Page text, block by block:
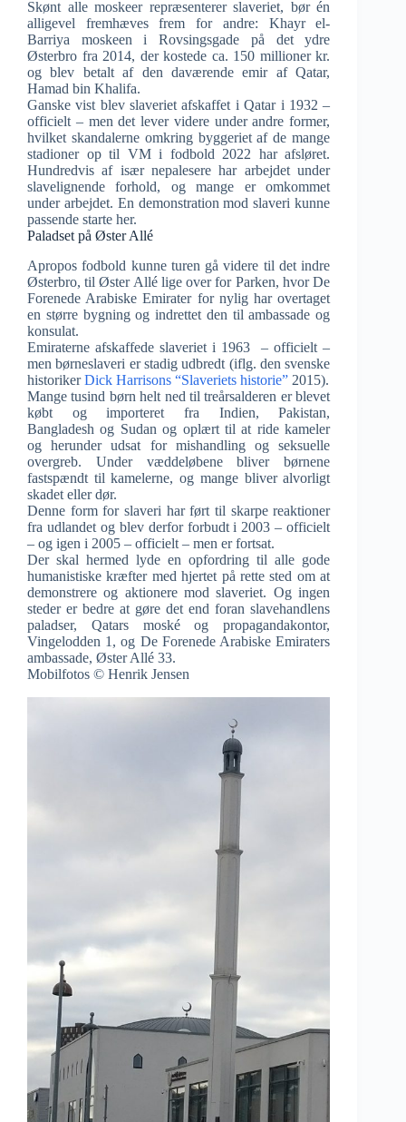
Skønt alle moskeer repræsenterer slaveriet, bør én
alligevel fremhæves frem for andre: Khayr el-
Barriya moskeen i Rovsingsgade på det ydre
Østerbro fra 2014, der kostede ca. 150 millioner kr.
og blev betalt af den daværende emir af Qatar,
Hamad bin Khalifa.
Ganske vist blev slaveriet afskaffet i Qatar i 1932 –
officielt – men det lever videre under andre former,
hvilket skandalerne omkring byggeriet af de mange
stadioner op til VM i fodbold 2022 har afsløret.
Hundredvis af især nepalesere har arbejdet under
slavelignende forhold, og mange er omkommet
under arbejdet. En demonstration mod slaveri kunne
passende starte her.
Paladset på Øster Allé
Apropos fodbold kunne turen gå videre til det indre
Østerbro, til Øster Allé lige over for Parken, hvor De
Forenede Arabiske Emirater for nylig har overtaget
en større bygning og indrettet den til ambassade og
konsulat.
Emiraterne afskaffede slaveriet i 1963 – officielt –
men børneslaveri er stadig udbredt (iflg. den svenske
historikerDick Harrisons “Slaveriets historie” 2015).
Mange tusind børn helt ned til treårsalderen er blevet
købt og importeret fra Indien, Pakistan,
Bangladesh og Sudan og oplært til at ride kameler
og herunder udsat for mishandling og seksuelle
overgreb. Under væddeløbene bliver børnene
fastspændt til kamelerne, og mange bliver alvorligt
skadet eller dør.
Denne form for slaveri har ført til skarpe reaktioner
fra udlandet og blev derfor forbudt i 2003 – officielt
– og igen i 2005 – officielt – men er fortsat.
Der skal hermed lyde en opfordring til alle gode
humanistiske kræfter med hjertet på rette sted om at
demonstrere og aktionere mod slaveriet. Og ingen
steder er bedre at gøre det end foran slavehandlens
paladser, Qatars moské og propagandakontor,
Vingelodden 1, og De Forenede Arabiske Emiraters
ambassade, Øster Allé 33.
Mobilfotos © Henrik Jensen